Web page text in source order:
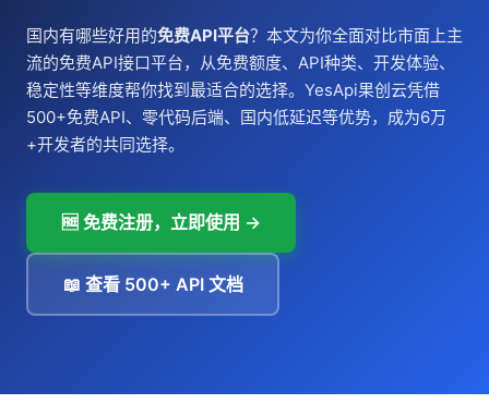
国内有哪些好用的免费API平台？本文为你全面对比市面上主
流的免费API接口平台，从免费额度、API种类、开发体验、
稳定性等维度帮你找到最适合的选择。YesApi果创云凭借
500+免费API、零代码后端、国内低延迟等优势，成为6万
+开发者的共同选择。
🆓 免费注册，立即使用 →
📖 查看 500+ API 文档